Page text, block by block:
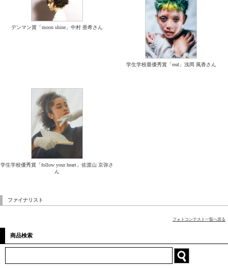
デンマン賞「moon shine」中村 亜希さん
学生学校最優秀賞「real」浅岡 風香さん
学生学校優秀賞「follow your heart」佐渡山 京弥さ
ん
ファイナリスト
フォトコンテスト一覧へ戻る
商品検索